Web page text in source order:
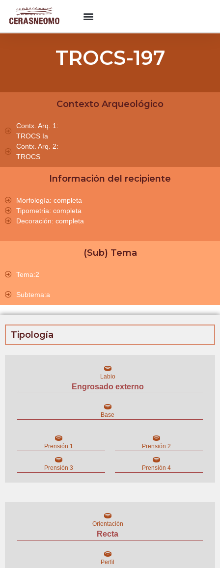
TROCS-197
Contexto Arqueológico
Contx. Arq. 1:
TROCS Ia
Contx. Arq. 2:
TROCS
Información del recipiente
Morfología: completa
Tipometria: completa
Decoración: completa
(Sub) Tema
Tema:2
Subtema:a
Tipología
Labio
Engrosado externo
Base
Prensión 1 Prensión 2
Prensión 3 Prensión 4
Orientación
Recta
Perfil